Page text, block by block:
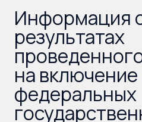
Информация
результатах
на включение
федеральных